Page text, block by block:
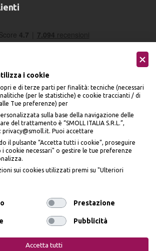
Policy Cookie Policy
i cookie
e di terze parti per finalità: tecniche (necessari
(per le statistiche) e cookie traccianti / di
Tue preferenze) per
sulla base della navigazione delle
del trattamento è “SMOLL ITALIA S.R.L.”,
Puoi accettare
il pulsante “Accetta tutti i cookie”, proseguire
i cookie necessari" o gestire le tue preferenze
sui cookies utilizzati premi su "Ulteriori
Prestazione
Pubblicità
Accetta tutti
DA
il mio consenso a ricevere email
possibile revocare il consenso